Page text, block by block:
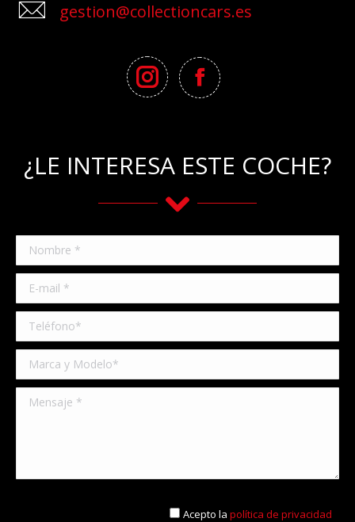
gestion@collectioncars.es
¿LE INTERESA ESTE COCHE?
Acepto lapolítica de privacidad